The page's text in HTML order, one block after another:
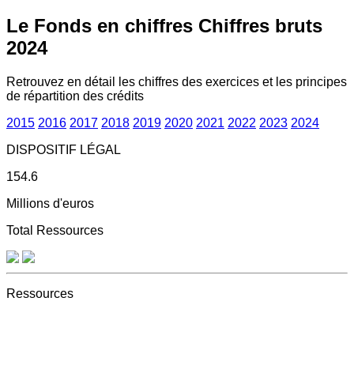
Le Fonds en chiffres Chiffres bruts
2024
Retrouvez en détail les chiffres des exercices et les principes
de répartition des crédits
2015 2016 2017 2018 2019 2020 2021 2022 2023 2024
DISPOSITIF LÉGAL
154.6
Millions d'euros
Total Ressources
Ressources